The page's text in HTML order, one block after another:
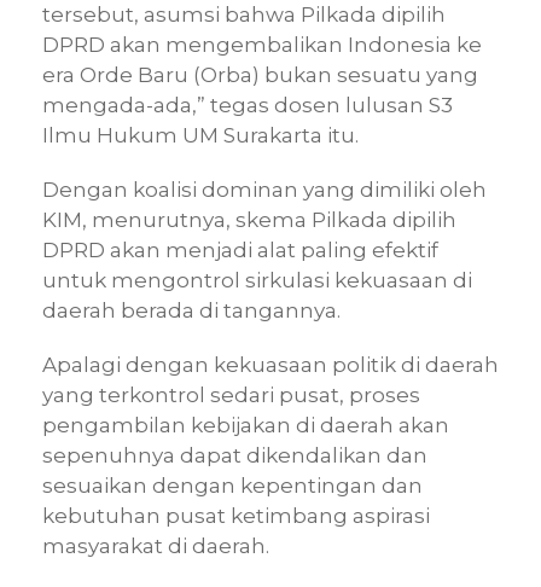
tersebut, asumsi bahwa Pilkada dipilih
DPRD akan mengembalikan Indonesia ke
era Orde Baru (Orba) bukan sesuatu yang
mengada-ada,” tegas dosen lulusan S3
Ilmu Hukum UM Surakarta itu.
Dengan koalisi dominan yang dimiliki oleh
KIM, menurutnya, skema Pilkada dipilih
DPRD akan menjadi alat paling efektif
untuk mengontrol sirkulasi kekuasaan di
daerah berada di tangannya.
Apalagi dengan kekuasaan politik di daerah
yang terkontrol sedari pusat, proses
pengambilan kebijakan di daerah akan
sepenuhnya dapat dikendalikan dan
sesuaikan dengan kepentingan dan
kebutuhan pusat ketimbang aspirasi
masyarakat di daerah.